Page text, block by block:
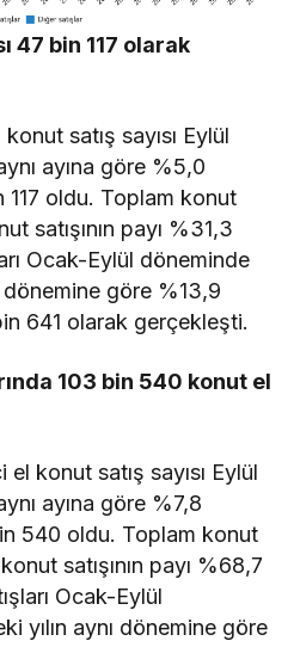
47 bin 117 olarak
satış sayısı Eylül
ayına göre %5,0
117 oldu. Toplam konut
satışının payı %31,3
Ocak-Eylül döneminde
dönemine göre %13,9
641 olarak gerçekleşti.
103 bin 540 konut el
konut satış sayısı Eylül
ayına göre %7,8
540 oldu. Toplam konut
satışının payı %68,7
Ocak-Eylül
yılın aynı dönemine göre